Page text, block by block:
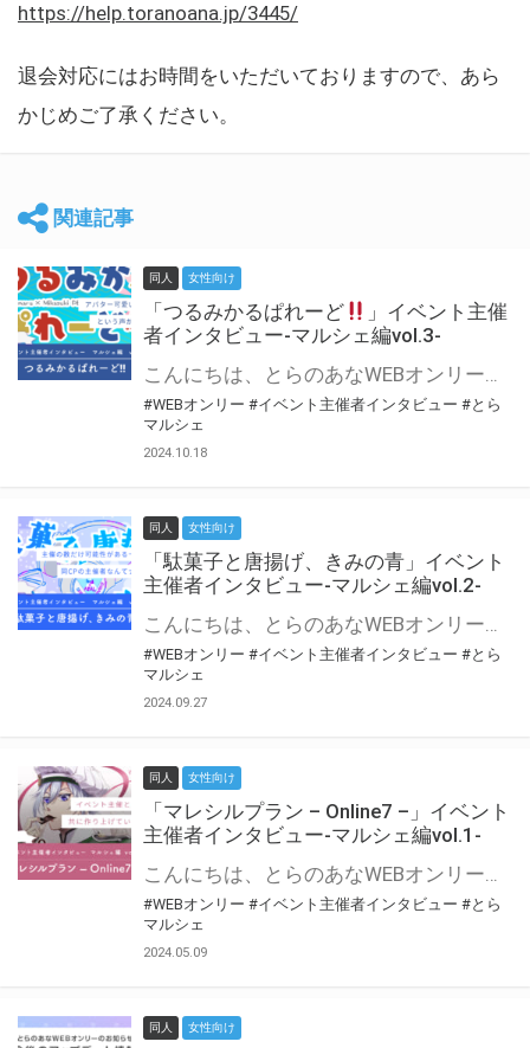
https://help.toranoana.jp/3445/
退会対応にはお時間をいただいておりますので、あら
かじめご了承ください。
関連記事
同人 女性向け
「つるみかるぱれーど
」イベント主催
者インタビュー-マルシェ編vol.3-
こんにちは、とらのあなWEBオンリー運営スタッフです。 新たにお届けする、イベント主催者インタビュー-マルシェ編-は、 とらのあなWEBオンリー「マルシェ」をご利用した主催様に 「マルシェ」を使って開催した感想や心がけをお聞きする企画です。 今回は、WEBオンリー初開催「つるみかるぱれーど
#WEBオンリー #イベント主催者インタビュー #とら
マルシェ
2024.10.18
同人 女性向け
「駄菓子と唐揚げ、きみの青」イベント
主催者インタビュー-マルシェ編vol.2-
こんにちは、とらのあなWEBオンリー運営スタッフです。 新たにお届けする、イベント主催者インタビュー-マルシェ編-は、 とらのあなWEBオンリー「マルシェ」をご利用の主催様に 「マルシェ」を使ってイベントを開催した感想や心がけをお聞きする企画です。 今回は、WEBオンリー初開催「駄菓子と唐揚げ、きみの青」より、 主催のぎこ六屋様にお話を伺いました。 協力：ぎこ六屋様／イベント公式Twitter（@krkgwks） とらのあなWEBオンリー「マルシェ」とは？ WEBオンリーでリアルタイムでコミュニケーションがとれるオンライン会場です。
#WEBオンリー #イベント主催者インタビュー #とら
マルシェ
2024.09.27
同人 女性向け
「マレシルプラン – Online7 –」イベント
主催者インタビュー-マルシェ編vol.1-
こんにちは、とらのあなWEBオンリー運営スタッフです。 新たにお届けする、イベント主催者インタビュー-マルシェ編-は、 とらのあなWEBオンリー「マルシェ」をご利用した主催様に 「マルシェ」を使って開催した感想や心がけをお聞きする企画です。 今回は、WEBオンリー開催7回目迎えた「マレシルプラン – Online7 –」より、 主催の玉川うた様にお話を伺いました。 ▼マレシルプランのインタビュー前回記事 「イベント主催者インタビュー vol.6」はこちら 協力：玉川うた様（マレシルプラン実行委員会 代表）／イベント公式Twitter（@mallesil_plan） とらのあなWEBオンリー「マルシェ」とは？ WEBオンリーでリアルタイムでコミュニケーションがとれるオンライン会場です。
#WEBオンリー #イベント主催者インタビュー #とら
マルシェ
2024.05.09
同人 女性向け